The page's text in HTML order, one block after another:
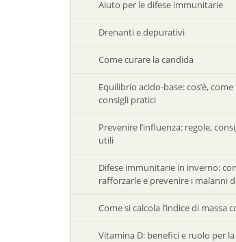
Aiuto per le difese immunitarie
Drenanti e depurativi
Come curare la candida
Equilibrio acido-base: cos’è,
consigli pratici
Prevenire l’influenza: regole,
utili
Difese immunitarie in inverno:
rafforzarle e prevenire i malanni
Come si calcola l’indice di massa
Vitamina D: benefici e ruolo per